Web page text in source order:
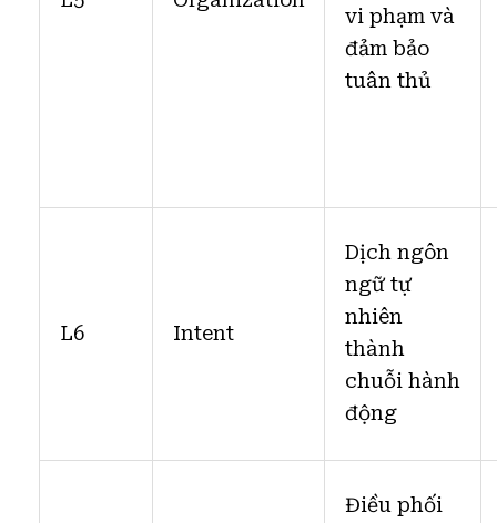
vi phạm và
đảm bảo
tuân thủ
L6 Intent
Dịch ngôn
ngữ tự
nhiên
thành
chuỗi hành
động
Điều phối